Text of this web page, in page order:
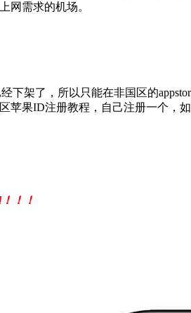
网需求的机场。
下架了，所以只能在非国区的
苹果ID注册教程，自己注册一个
！！